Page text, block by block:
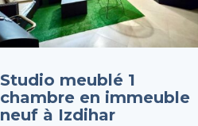
Studio meublé 1
chambre en immeuble
neuf à Izdihar